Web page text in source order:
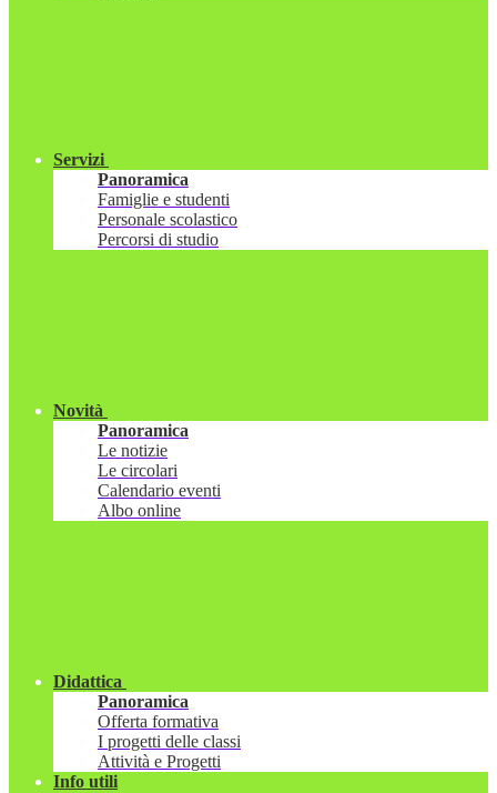
Servizi
Panoramica
Famiglie e studenti
Personale scolastico
Percorsi di studio
Novità
Panoramica
Le notizie
Le circolari
Calendario eventi
Albo online
Didattica
Panoramica
Offerta formativa
I progetti delle classi
Attività e Progetti
Info utili